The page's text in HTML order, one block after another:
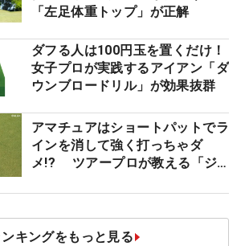
「左足体重トップ」が正解
ダフる人は100円玉を置くだけ！
女子プロが実践するアイアン「ダ
ウンブロードリル」が効果抜群
アマチュアはショートパットでラ
インを消して強く打っちゃダ
メ!? ツアープロが教える「ジ
減するワケ
キングをもっと見る